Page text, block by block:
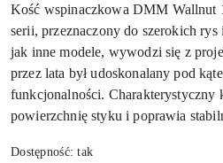
Kość wspinaczkowa DMM Wallnut
serii, przeznaczony do szerokich
jak inne modele, wywodzi się z
przez lata był udoskonalany pod
funkcjonalności. Charakterystyczny
powierzchnię styku i poprawia
Dostępność:tak